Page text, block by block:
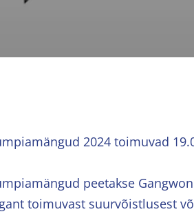
2024 toimuvad
peetakse
toimuvast suurvõistlusest